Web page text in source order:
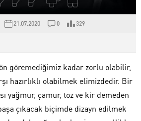
21.07.2020 0 329
göremediğimiz kadar zorlu olabilir,
hazırlıklı olabilmek elimizdedir. Bir
yağmur, çamur, toz ve kir demeden
çıkacak biçimde dizayn edilmek